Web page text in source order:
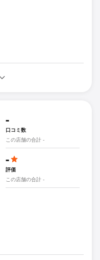
-
口コミ数
この店舗の合計 -
-
評価
この店舗の合計 -